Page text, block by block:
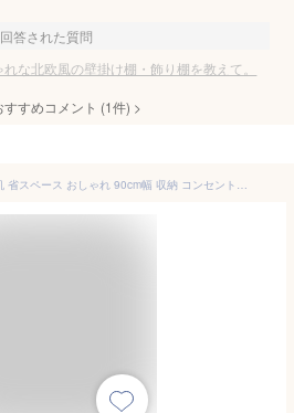
回答された質問
な北欧風の壁掛け棚・飾り棚を教えて。
すめコメント (1件) >
パソコンデスク デスク 机 省スペース おしゃれ 90cm幅 収納 コンセント 棚付き 引き出し付き 壁面収納 木製 シンプル 学習机 学習デスク 高校生 部屋 勉強机 大学生 中学生 大人 テレワーク 在宅勤務 リモート 新生活